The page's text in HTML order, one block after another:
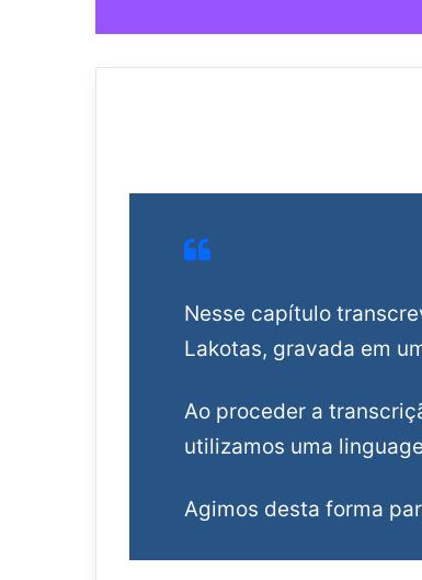
Nesse capítulo
Lakotas, gravada em
Ao proceder a
utilizamos uma
Agimos desta forma